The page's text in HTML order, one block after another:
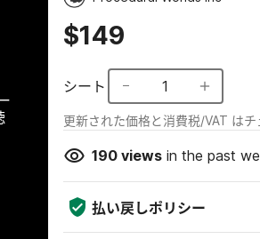
$149
シート 1
更新された価格と消費税/VAT は
190viewsin the past
払い戻しポリシー